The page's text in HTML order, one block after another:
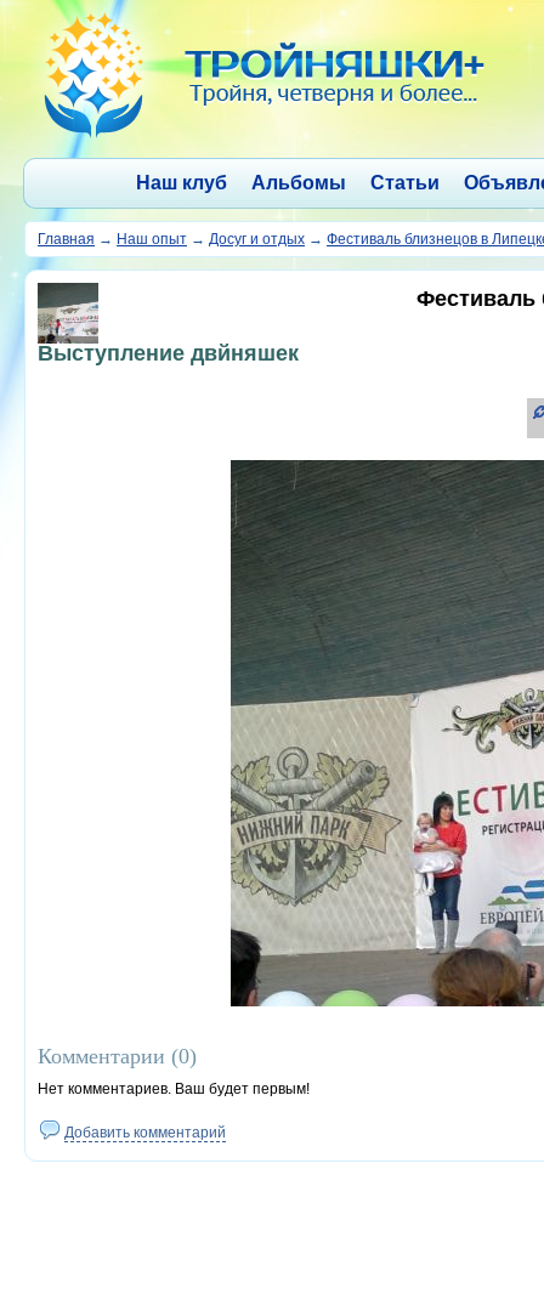
Наш клуб Альбомы Статьи
Главная → Наш опыт → Досуг и отдых → Фестиваль близнецов в
Фестиваль
Выступление двйняшек
Комментарии (0)
Нет комментариев. Ваш будет первым!
Добавить комментарий